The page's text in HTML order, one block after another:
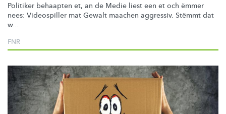
Politiker behaapten et, an de Medie liest een et och ëmmer
nees: Videospiller mat Gewalt maachen aggressiv. Stëmmt dat
w...
FNR